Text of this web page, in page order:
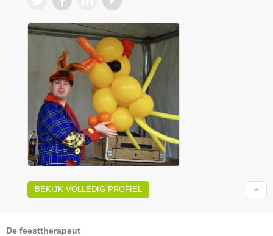
BEKIJK VOLLEDIG PROFIEL
De feesttherapeut